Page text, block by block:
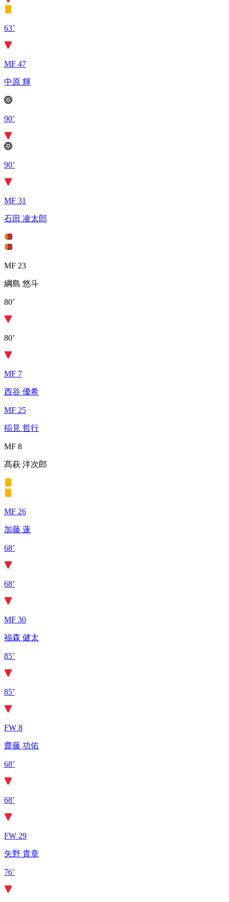
63’
MF 47
中原 輝
90’
90’
MF 31
石田 凌太郎
MF 23
綱島 悠斗
80’
80’
MF 7
西谷 優希
MF 25
稲見 哲行
MF 8
髙萩 洋次郎
MF 26
加藤 蓮
68’
68’
MF 30
福森 健太
85’
85’
FW 8
齋藤 功佑
68’
68’
FW 29
矢野 貴章
76’